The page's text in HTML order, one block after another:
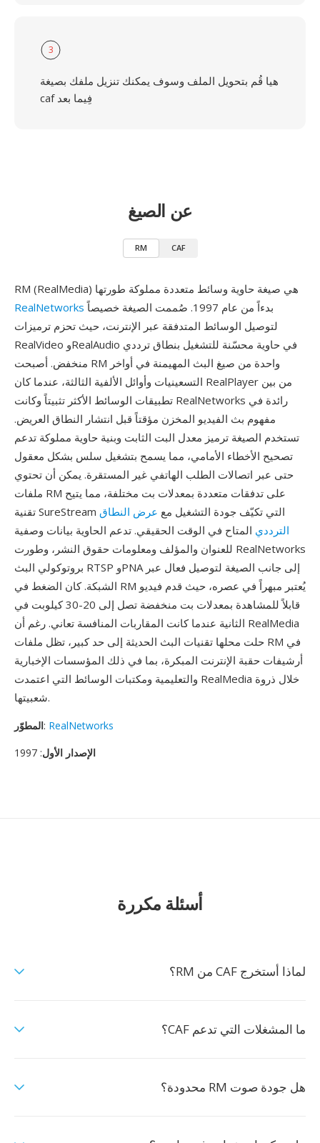
3
هيا قُم بتحويل الملف وسوف يمكنك تنزيل ملفك بصيغة
caf فِيما بعد
عن الصيغ
RM CAF
RM (RealMedia) هي صيغة حاوية وسائط متعددة مملوكة طورتها
RealNetworks بدءاً من عام 1997. صُممت الصيغة خصيصاً
لتوصيل الوسائط المتدفقة عبر الإنترنت، حيث تحزم ترميزات
RealVideo وRealAudio في حاوية محسّنة للتشغيل بنطاق ترددي
منخفض. أصبحت RM واحدة من صيغ البث المهيمنة في أواخر
التسعينيات وأوائل الألفية الثالثة، عندما كان RealPlayer من بين
تطبيقات الوسائط الأكثر تثبيتاً وكانت RealNetworks رائدة في
مفهوم بث الفيديو المخزن مؤقتاً قبل انتشار النطاق العريض.
تستخدم الصيغة ترميز معدل البت الثابت وبنية حاوية مملوكة تدعم
تصحيح الأخطاء الأمامي، مما يسمح بتشغيل سلس بشكل معقول
حتى عبر اتصالات الطلب الهاتفي غير المستقرة. يمكن أن تحتوي
ملفات RM على تدفقات متعددة بمعدلات بت مختلفة، مما يتيح
تقنية SureStream التي تكيّف جودة التشغيل مع عرض النطاق
الترددي المتاح في الوقت الحقيقي. تدعم الحاوية بيانات وصفية
للعنوان والمؤلف ومعلومات حقوق النشر، وطورت RealNetworks
بروتوكولي البث RTSP وPNA إلى جانب الصيغة لتوصيل فعال عبر
الشبكة. كان الضغط في RM يُعتبر مبهراً في عصره، حيث قدم فيديو
قابلاً للمشاهدة بمعدلات بت منخفضة تصل إلى 20-30 كيلوبت في
الثانية عندما كانت المقاربات المنافسة تعاني. رغم أن RealMedia
حلت محلها تقنيات البث الحديثة إلى حد كبير، تظل ملفات RM في
أرشيفات حقبة الإنترنت المبكرة، بما في ذلك المؤسسات الإخبارية
والتعليمية ومكتبات الوسائط التي اعتمدت RealMedia خلال ذروة
شعبيتها.
المطوّر: RealNetworks
الإصدار الأول: 1997
أسئلة مكررة
لماذا أستخرج CAF من RM؟
ما المشغلات التي تدعم CAF؟
هل جودة صوت RM محدودة؟